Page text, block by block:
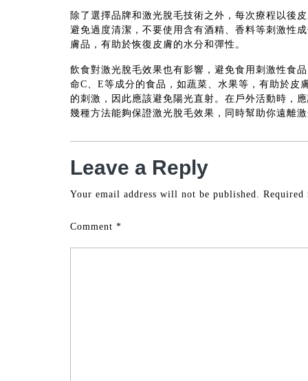
除了選擇品牌和激光脫毛技術之外，每次療程以後
避免過度清潔，不要使用含有酒精、香料等刺激性
膚品，有助於恢復皮膚的水分和彈性。
飲食對激光脫毛效果也有影響，避免食用刺激性食
命C、E等成分的食品，如蔬菜、水果等，有助於皮
的刺激，因此應該避免陽光直射。在戶外活動時，
幾種方法能夠保證激光脫毛效果，同時幫助你遠離激
Leave a Reply
Your email address will not be published. Required
Comment *